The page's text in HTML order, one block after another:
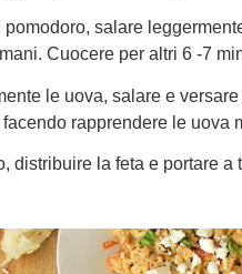
salare
Cuocere per altri 6 -7
le uova, salare e
facendo rapprendere le uova
distribuire la feta e portare